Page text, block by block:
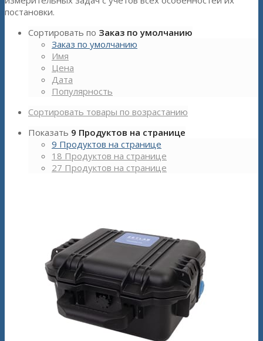
постановки.
Сортировать по Заказ по умолчанию
Заказ по умолчанию
Имя
Цена
Дата
Популярность
Сортировать товары по возрастанию
Показать 9 Продуктов на странице
9 Продуктов на странице
18 Продуктов на странице
27 Продуктов на странице